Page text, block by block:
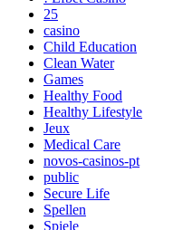
25
casino
Child Education
Clean Water
Games
Healthy Food
Healthy Lifestyle
Jeux
Medical Care
novos-casinos-pt
public
Secure Life
Spellen
Spiele